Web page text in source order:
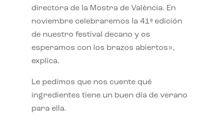
directora de la Mostra de València. En
noviembre celebraremos la 41ª edición
de nuestro festival decano y os
esperamos con los brazos abiertos»,
explica.
Le pedimos que nos cuente qué
ingredientes tiene un buen día de verano
para ella.